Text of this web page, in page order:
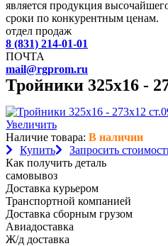
является продукция
сроки по конкурентным ценам.
отдел продаж
8 (831) 214-01-01
ПОЧТА
mail@rgprom.ru
Тройники 325х16 -
Увеличить
Наличие товара: В наличии
Купить
Запросить
Как получить деталь
самовывоз
Доставка курьером
Транспортной компанией
Доставка сборным грузом
Авиадоставка
Ж/д доставка